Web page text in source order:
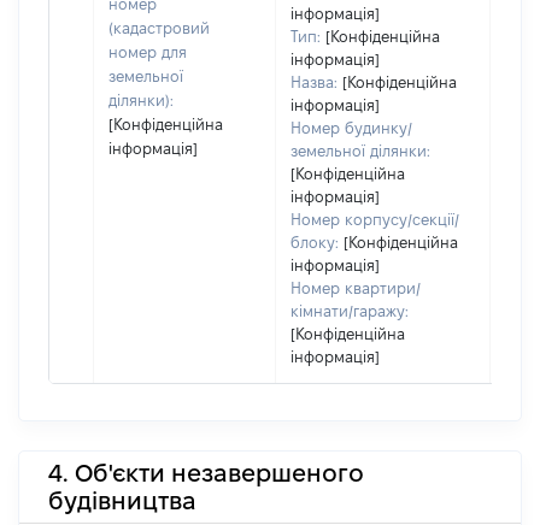
номер
(кадастровий
номер для
земельної
ділянки):
[Конфіденційна
інформація]
інформація]
Тип: [Конфіденційна
інформація]
Назва: [Конфіденційна
інформація]
Номер будинку/
земельної ділянки:
[Конфіденційна
інформація]
Номер корпусу/секції/
блоку: [Конфіденційна
інформація]
Номер квартири/
кімнати/гаражу:
[Конфіденційна
інформація]
4. Об'єкти незавершеного
будівництва